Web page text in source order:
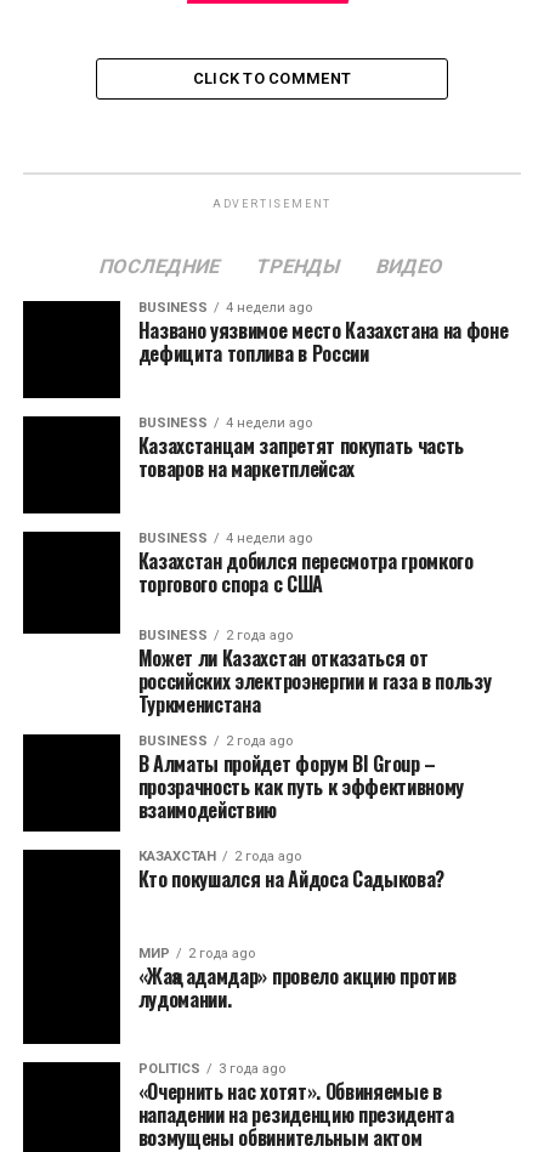
CLICK TO COMMENT
ADVERTISEMENT
ПОСЛЕДНИЕ ТРЕНДЫ ВИДЕО
BUSINESS 4 недели ago
Названо уязвимое место Казахстана на фоне
дефицита топлива в России
BUSINESS 4 недели ago
Казахстанцам запретят покупать часть
товаров на маркетплейсах
BUSINESS 4 недели ago
Казахстан добился пересмотра громкого
торгового спора с США
BUSINESS 2 года ago
Может ли Казахстан отказаться от
российских электроэнергии и газа в пользу
Туркменистана
BUSINESS 2 года ago
В Алматы пройдет форум BI Group –
прозрачность как путь к эффективному
взаимодействию
КАЗАХСТАН 2 года ago
Кто покушался на Айдоса Садыкова?
МИР 2 года ago
«Жаңа адамдар» провело акцию против
лудомании.
POLITICS 3 года ago
«Очернить нас хотят». Обвиняемые в
нападении на резиденцию президента
возмущены обвинительным актом